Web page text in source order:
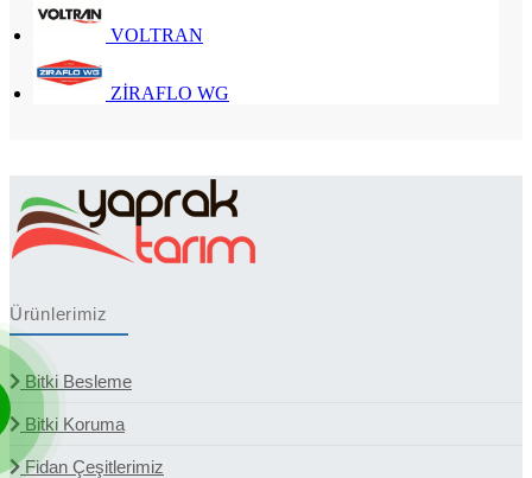
VOLTRAN
ZİRAFLO WG
Ürünlerimiz
Bitki Besleme
Bitki Koruma
Fidan Çeşitlerimiz